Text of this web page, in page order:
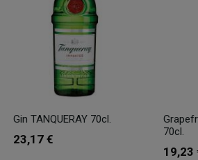
Gin TANQUERAY 70cl.
23,17 €
70cl.
19,23